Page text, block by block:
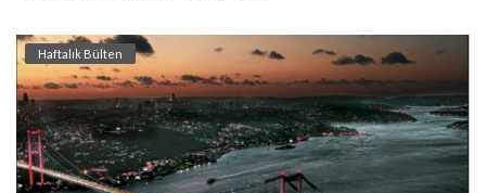
Haftalık Bülten